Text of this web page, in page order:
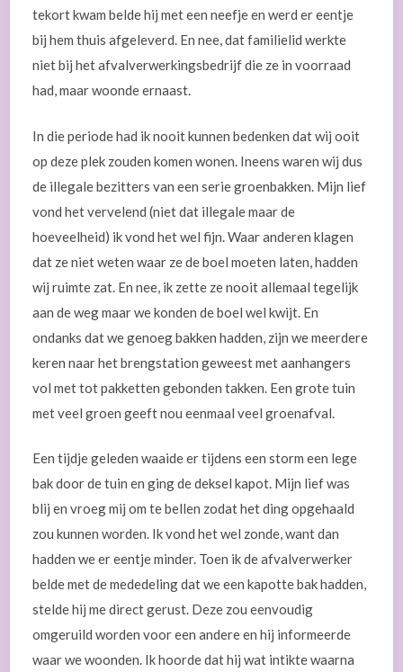
tekort kwam belde hij met een neefje en werd er eentje
bij hem thuis afgeleverd. En nee, dat familielid werkte
niet bij het afvalverwerkingsbedrijf die ze in voorraad
had, maar woonde ernaast.
In die periode had ik nooit kunnen bedenken dat wij ooit
op deze plek zouden komen wonen. Ineens waren wij dus
de illegale bezitters van een serie groenbakken. Mijn lief
vond het vervelend (niet dat illegale maar de
hoeveelheid) ik vond het wel fijn. Waar anderen klagen
dat ze niet weten waar ze de boel moeten laten, hadden
wij ruimte zat. En nee, ik zette ze nooit allemaal tegelijk
aan de weg maar we konden de boel wel kwijt. En
ondanks dat we genoeg bakken hadden, zijn we meerdere
keren naar het brengstation geweest met aanhangers
vol met tot pakketten gebonden takken. Een grote tuin
met veel groen geeft nou eenmaal veel groenafval.
Een tijdje geleden waaide er tijdens een storm een lege
bak door de tuin en ging de deksel kapot. Mijn lief was
blij en vroeg mij om te bellen zodat het ding opgehaald
zou kunnen worden. Ik vond het wel zonde, want dan
hadden we er eentje minder. Toen ik de afvalverwerker
belde met de mededeling dat we een kapotte bak hadden,
stelde hij me direct gerust. Deze zou eenvoudig
omgeruild worden voor een andere en hij informeerde
waar we woonden. Ik hoorde dat hij wat intikte waarna